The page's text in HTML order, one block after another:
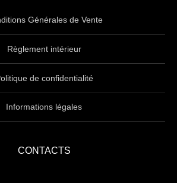
Générales de Vente
Règlement intérieur
de confidentialité
Informations légales
CONTACTS